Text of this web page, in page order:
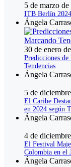
5 de marzo
ITB Berlín 2024
Ángela
30 de enero
Predicciones
Tendencias
Ángela
5 de
El Caribe
en 2024 según
Ángela
4 de
El Festival
Colombia en el
Ángela